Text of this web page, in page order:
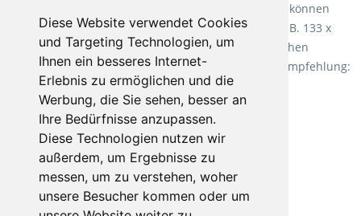
Diese Website verwendet Cookies
und Targeting Technologien, um
Ihnen ein besseres Internet-
Erlebnis zu ermöglichen und die
Werbung, die Sie sehen, besser an
Ihre Bedürfnisse anzupassen.
Diese Technologien nutzen wir
außerdem, um Ergebnisse zu
messen, um zu verstehen, woher
unsere Besucher kommen oder um
machen es schon lange vor. Sie können
Teppich in Ihrem gewünschten Sondermaß kaufen, z.B. 133 x
60cm. Vor allem in Schlafzimmern aufgrund der weichen
Oberfläche ein sehr beliebter Zusatzboden. Unsere Empfehlung:
Fletco Fluffy und Fletco Hermelin